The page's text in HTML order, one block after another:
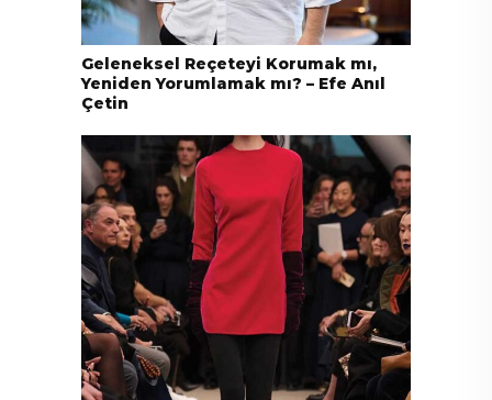
Geleneksel Reçeteyi Korumak mı,
Yeniden Yorumlamak mı? – Efe Anıl
Çetin